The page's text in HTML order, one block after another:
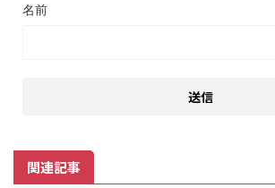
名前
関連記事